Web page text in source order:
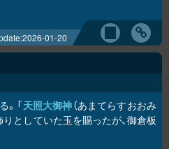
2026-01-20
。「天照大御神（あまてらすおおみ
りとしていた玉を賜ったが、御倉板